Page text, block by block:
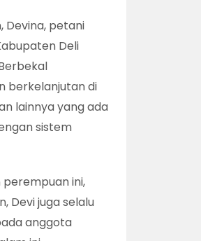
petani
Deli
berkelanjutan di
lainnya yang ada
sistem
ini,
Devi juga selalu
anggota